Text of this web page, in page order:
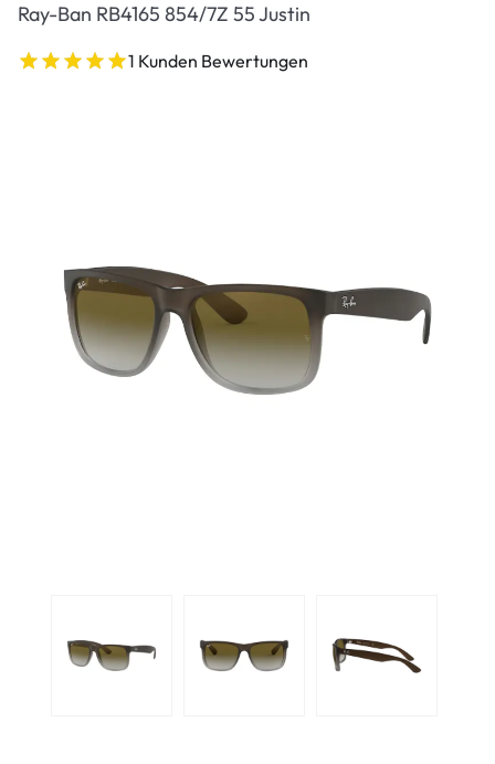
Ray-Ban RB4165 854/7Z 55 Justin
1 Kunden Bewertungen